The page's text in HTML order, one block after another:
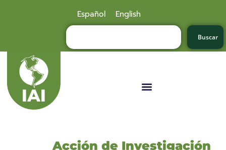
Español English
Buscar
Acción de Investigación